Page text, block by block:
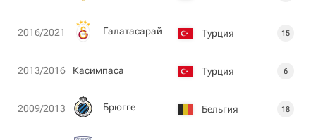
2016/2021 Галатасарай Турция 15
2013/2016 Касимпаса Турция 6
2009/2013 Брюгге Бельгия 18